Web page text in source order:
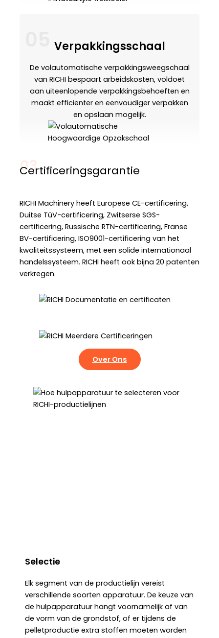
Verpakkingsschaal
De volautomatische verpakkingsweegschaal
van RICHI bespaart arbeidskosten, voldoet
aan uiteenlopende verpakkingsbehoeften en
maakt efficiënter en eenvoudiger verpakken
en opslaan mogelijk.
03
Certificeringsgarantie
RICHI Machinery heeft Europese CE-certificering,
Duitse TüV-certificering, Zwitserse SGS-
certificering, Russische RTN-certificering, Franse
BV-certificering, ISO9001-certificering van het
kwaliteitssysteem, met een solide internationaal
handelssysteem. RICHI heeft ook bijna 20 patenten
verkregen.
Over Ons
Hoe Hulpapparatuur Te
Selectie
Elk segment van de productielijn vereist
verschillende soorten apparatuur. De keuze van
de hulpapparatuur hangt voornamelijk af van
de vorm van de grondstof, of er tijdens de
pelletproductie extra stoffen moeten worden